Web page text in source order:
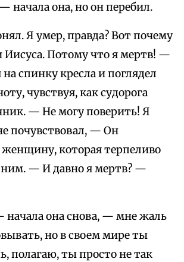
она, но он перебил.
Я умер, правда? Вот почему
Иисуса. Потому что я мертв! —
спинку кресла и поглядел
чувствуя, как судорога
— Не могу поверить! Я
почувствовал, — Он
которая терпеливо
ним. — И давно я мертв? —
она снова, — мне жаль
но в своем мире ты
полагаю, ты просто не так